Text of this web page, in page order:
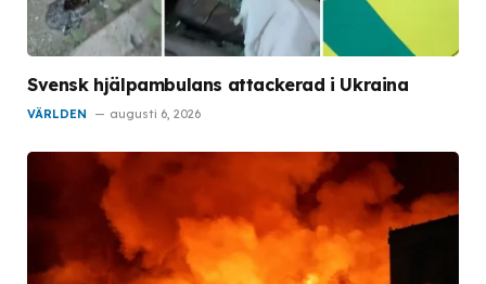
Svensk hjälpambulans attackerad i Ukraina
VÄRLDEN augusti 6, 2026